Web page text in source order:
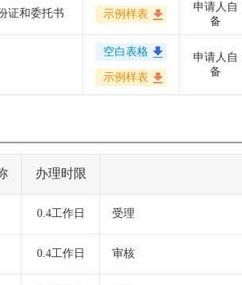
证和委托书 示例样表
申请人自
备
空白表格
示例样表
申请人自
备
办理时限
0.4工作日 受理
0.4工作日 审核